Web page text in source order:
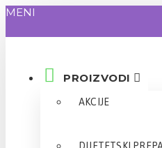
MENI
PROIZVODI
AKCIJE